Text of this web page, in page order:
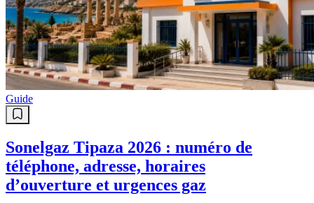
Guide
Sonelgaz Tipaza 2026 : numéro de
téléphone, adresse, horaires
d’ouverture et urgences gaz